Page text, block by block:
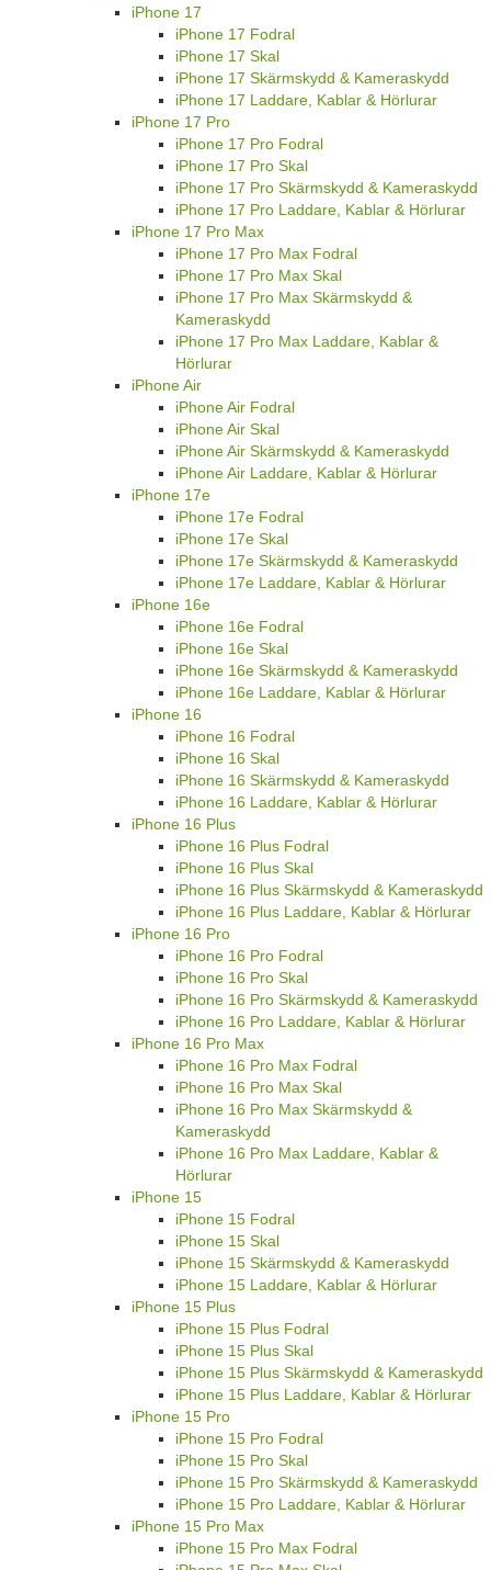
iPhone 17
iPhone 17 Fodral
iPhone 17 Skal
iPhone 17 Skärmskydd & Kameraskydd
iPhone 17 Laddare, Kablar & Hörlurar
iPhone 17 Pro
iPhone 17 Pro Fodral
iPhone 17 Pro Skal
iPhone 17 Pro Skärmskydd & Kameraskydd
iPhone 17 Pro Laddare, Kablar & Hörlurar
iPhone 17 Pro Max
iPhone 17 Pro Max Fodral
iPhone 17 Pro Max Skal
iPhone 17 Pro Max Skärmskydd &
Kameraskydd
iPhone 17 Pro Max Laddare, Kablar &
Hörlurar
iPhone Air
iPhone Air Fodral
iPhone Air Skal
iPhone Air Skärmskydd & Kameraskydd
iPhone Air Laddare, Kablar & Hörlurar
iPhone 17e
iPhone 17e Fodral
iPhone 17e Skal
iPhone 17e Skärmskydd & Kameraskydd
iPhone 17e Laddare, Kablar & Hörlurar
iPhone 16e
iPhone 16e Fodral
iPhone 16e Skal
iPhone 16e Skärmskydd & Kameraskydd
iPhone 16e Laddare, Kablar & Hörlurar
iPhone 16
iPhone 16 Fodral
iPhone 16 Skal
iPhone 16 Skärmskydd & Kameraskydd
iPhone 16 Laddare, Kablar & Hörlurar
iPhone 16 Plus
iPhone 16 Plus Fodral
iPhone 16 Plus Skal
iPhone 16 Plus Skärmskydd & Kameraskydd
iPhone 16 Plus Laddare, Kablar & Hörlurar
iPhone 16 Pro
iPhone 16 Pro Fodral
iPhone 16 Pro Skal
iPhone 16 Pro Skärmskydd & Kameraskydd
iPhone 16 Pro Laddare, Kablar & Hörlurar
iPhone 16 Pro Max
iPhone 16 Pro Max Fodral
iPhone 16 Pro Max Skal
iPhone 16 Pro Max Skärmskydd &
Kameraskydd
iPhone 16 Pro Max Laddare, Kablar &
Hörlurar
iPhone 15
iPhone 15 Fodral
iPhone 15 Skal
iPhone 15 Skärmskydd & Kameraskydd
iPhone 15 Laddare, Kablar & Hörlurar
iPhone 15 Plus
iPhone 15 Plus Fodral
iPhone 15 Plus Skal
iPhone 15 Plus Skärmskydd & Kameraskydd
iPhone 15 Plus Laddare, Kablar & Hörlurar
iPhone 15 Pro
iPhone 15 Pro Fodral
iPhone 15 Pro Skal
iPhone 15 Pro Skärmskydd & Kameraskydd
iPhone 15 Pro Laddare, Kablar & Hörlurar
iPhone 15 Pro Max
iPhone 15 Pro Max Fodral